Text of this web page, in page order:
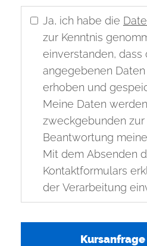
Ja, ich habe die
zur Kenntnis
einverstanden, dass
angegebenen
erhoben und
Meine Daten
zweckgebunden
Beantwortung
Mit dem Absenden
Kontaktformulars
der Verarbeitung